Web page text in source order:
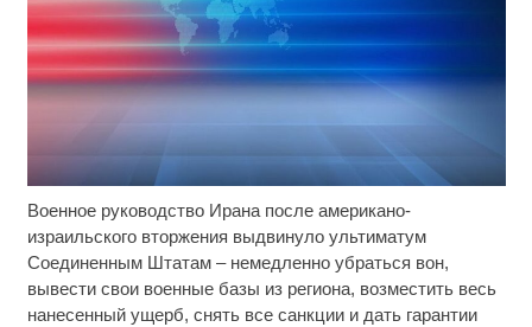
Военное руководство Ирана после американо-
израильского вторжения выдвинуло ультиматум
Соединенным Штатам – немедленно убраться вон,
вывести свои военные базы из региона, возместить весь
нанесенный ущерб, снять все санкции и дать гарантии
Ржу не переставая, это видео пересмотришь не
раз
i
Ролик длится пару секунд, но вы будете в шоке